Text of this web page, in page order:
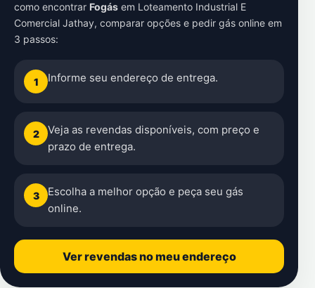
como encontrar Fogás em Loteamento Industrial E
Comercial Jathay, comparar opções e pedir gás online em
3 passos:
1 Informe seu endereço de entrega.
2
Veja as revendas disponíveis, com preço e
prazo de entrega.
3
Escolha a melhor opção e peça seu gás
online.
Ver revendas no meu endereço